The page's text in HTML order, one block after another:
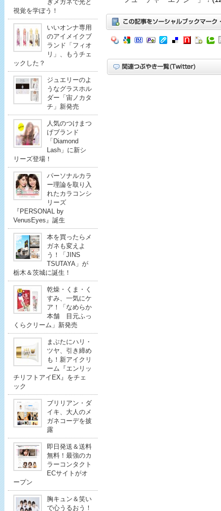
ぎメガネで光と
視覚を学ぼう！
いいオンナ専用
のアイメイクブ
ランド「フィオ
リ」、もうチェ
ックした？
ジュエリーのよ
うなグラスホル
ダー「宙ノカタ
チ」新発売
人気のつけまつ
げブランド
「Diamond
Lash」に新シ
リーズ登場！
パーソナルカラ
ー理論を取り入
れたカラコンシ
リーズ
『PERSONAL by
VenusEyes』誕生
本を買ったらメ
ガネも変えよ
う！「JINS
TSUTAYA」が
栃木＆茨城に誕生！
乾燥・くま・く
すみ、一気にケ
ア！「なめらか
本舗 目元ふっ
くらクリーム」新発売
まぶたにハリ・
ツヤ、引き締め
も！新アイクリ
ーム『エンリッ
チリフトアイEX』をチェ
ック
ブリリアン・ダ
イキ、大人のメ
ガネコーデを披
露
即日発送＆送料
無料！最強のカ
ラーコンタクト
ECサイトがオ
ープン
胸キュン＆笑い
で心うるおう！